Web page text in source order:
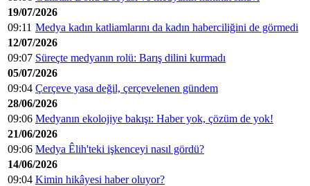
19/07/2026
09:11 Medya kadın katliamlarını da kadın haberciliğini de görmedi
12/07/2026
09:07 Süreçte medyanın rolü: Barış dilini kurmadı
05/07/2026
09:04 Çerçeve yasa değil, çerçevelenen gündem
28/06/2026
09:06 Medyanın ekolojiye bakışı: Haber yok, çözüm de yok!
21/06/2026
09:06 Medya Êlih'teki işkenceyi nasıl gördü?
14/06/2026
09:04 Kimin hikâyesi haber oluyor?